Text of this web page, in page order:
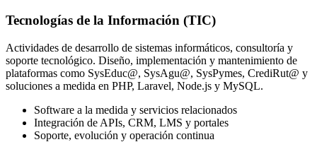
Tecnologías de la Información (TIC)
Actividades de desarrollo de sistemas informáticos, consultoría y
soporte tecnológico. Diseño, implementación y mantenimiento de
plataformas como SysEduc@, SysAgu@, SysPymes, CrediRut@ y
soluciones a medida en PHP, Laravel, Node.js y MySQL.
Software a la medida y servicios relacionados
Integración de APIs, CRM, LMS y portales
Soporte, evolución y operación continua